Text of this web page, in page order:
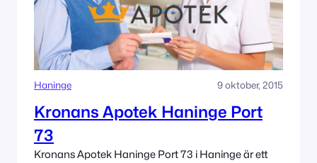
Haninge 9 oktober, 2015
Kronans Apotek Haninge Port
73
Kronans Apotek Haninge Port 73 i Haninge är ett